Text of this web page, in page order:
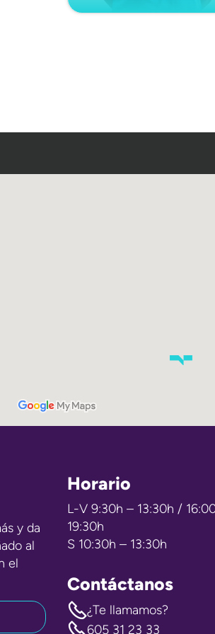
y da
al
el
Horario
L-V 9:30h – 13:30h /
19:30h
S 10:30h – 13:30h
Contáctanos
¿Te llamamos?
605 31 23 33